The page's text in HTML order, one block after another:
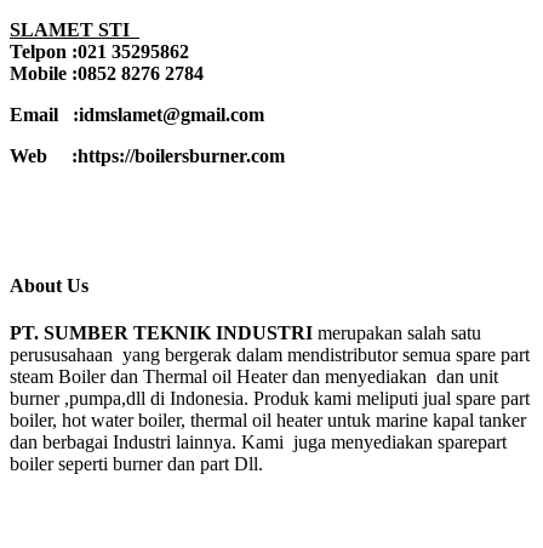
SLAMET STI
Telpon :021 35295862
Mobile :0852 8276 2784
Email :idmslamet@gmail.com
Web :https://boilersburner.com
About Us
PT. SUMBER TEKNIK INDUSTRI merupakan salah satu
perususahaan yang bergerak dalam mendistributor semua spare part
steam Boiler dan Thermal oil Heater dan menyediakan dan unit
burner ,pumpa,dll di Indonesia. Produk kami meliputi jual spare part
boiler, hot water boiler, thermal oil heater untuk marine kapal tanker
dan berbagai Industri lainnya. Kami juga menyediakan sparepart
boiler seperti burner dan part Dll.